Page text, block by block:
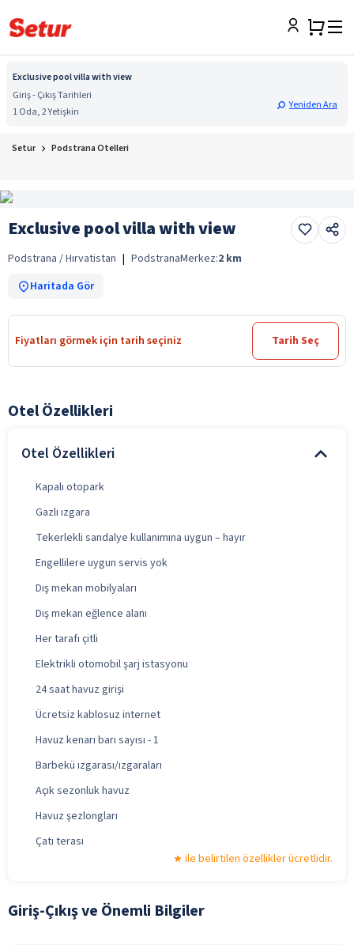
Exclusive pool villa with view
Giriş - Çıkış Tarihleri
1 Oda, 2 Yetişkin
Yeniden Ara
Setur Podstrana Otelleri
Exclusive pool villa with view
Podstrana / Hırvatistan | PodstranaMerkez:2 km
Haritada Gör
Fiyatları görmek için tarih seçiniz Tarih Seç
Otel Özellikleri
Otel Özellikleri
Kapalı otopark
Gazlı ızgara
Tekerlekli sandalye kullanımına uygun – hayır
Engellilere uygun servis yok
Dış mekan mobilyaları
Dış mekan eğlence alanı
Her tarafı çitli
Elektrikli otomobil şarj istasyonu
24 saat havuz girişi
Ücretsiz kablosuz internet
Havuz kenarı barı sayısı - 1
Barbekü ızgarası/ızgaraları
Açık sezonluk havuz
Havuz şezlongları
Çatı terası
ile belirtilen özellikler ücretlidir.
Giriş-Çıkış ve Önemli Bilgiler